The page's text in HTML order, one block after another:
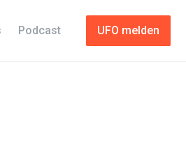
UFO melden
Podcast